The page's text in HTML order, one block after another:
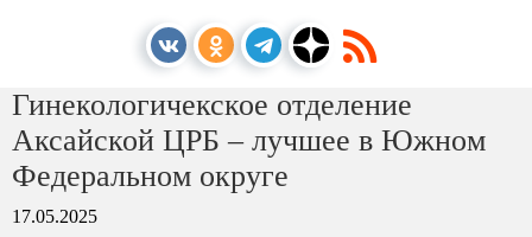
Гинекологичекское отделение
Аксайской ЦРБ – лучшее в Южном
Федеральном округе
17.05.2025